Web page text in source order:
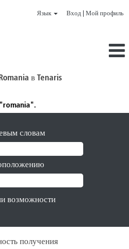
Язык Вход | Мой профиль
Romania в Tenaris(текущая
"romania".
словам
получения